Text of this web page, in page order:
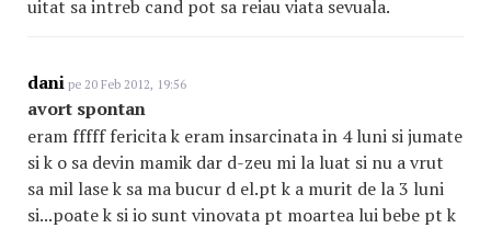
uitat sa intreb cand pot sa reiau viata sevuala.
dani pe 20 Feb 2012, 19:56
avort spontan
eram fffff fericita k eram insarcinata in 4 luni si jumate
si k o sa devin mamik dar d-zeu mi la luat si nu a vrut
sa mil lase k sa ma bucur d el.pt k a murit de la 3 luni
si...poate k si io sunt vinovata pt moartea lui bebe pt k